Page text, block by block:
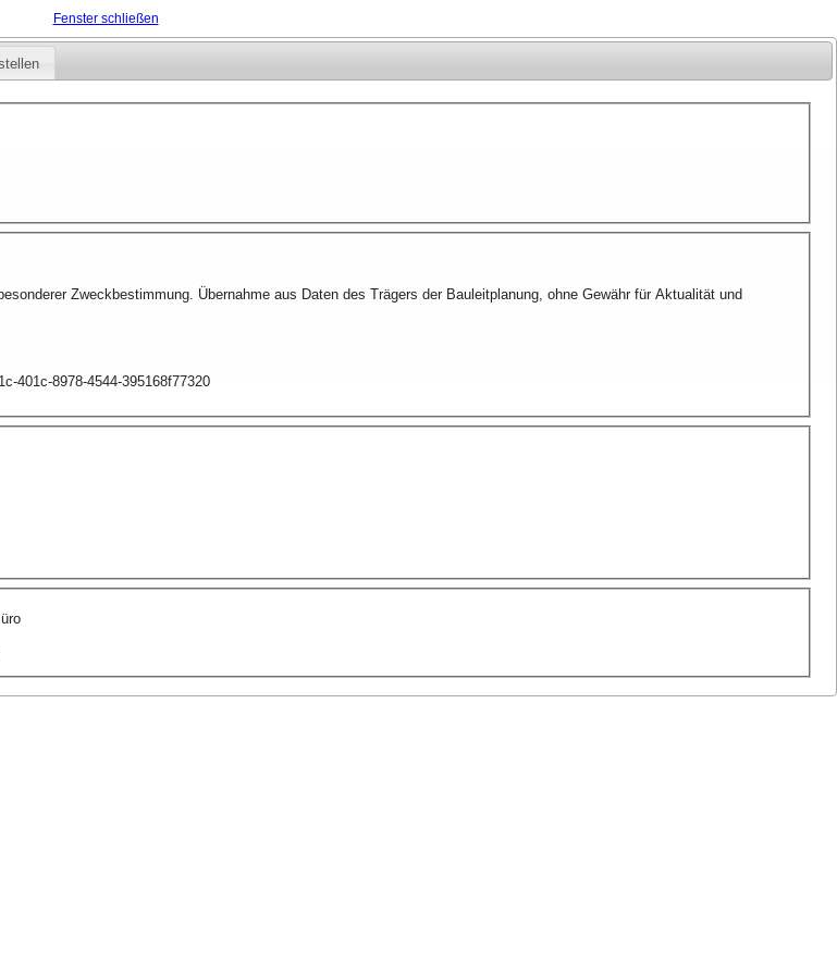
Fenster schließen
Zweckbestimmung. Übernahme aus Daten des Trägers der Bauleitplanung, ohne Gewähr für Aktualität und
401c-8978-4544-395168f77320